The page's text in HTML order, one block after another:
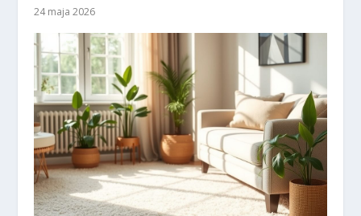
24 maja 2026